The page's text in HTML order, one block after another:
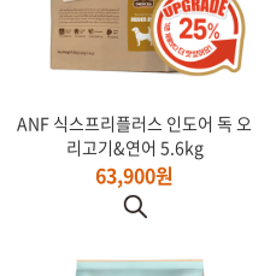
ANF 식스프리플러스 인도어 독 오
리고기&연어 5.6kg
63,900원